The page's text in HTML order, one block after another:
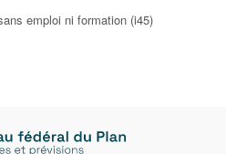
emploi ni formation (i45)